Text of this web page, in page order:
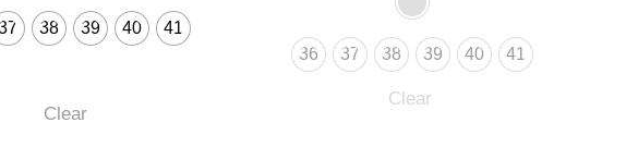
38 39 40 41
Clear
36 37 38 39 40 41
Clear